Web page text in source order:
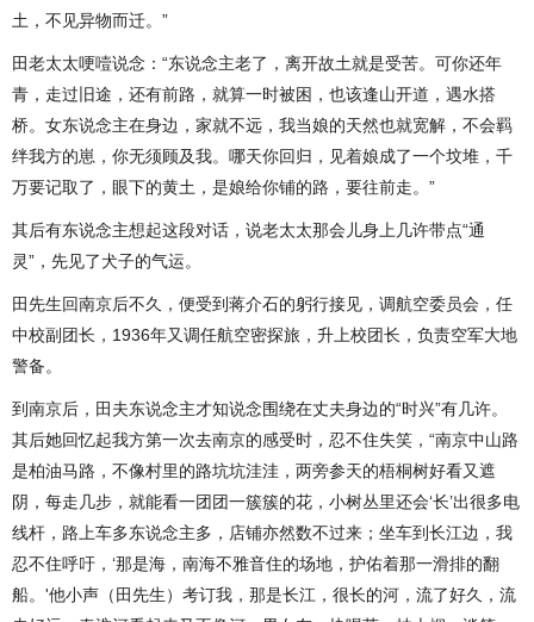
土，不见异物而迁。”
田老太太哽噎说念：“东说念主老了，离开故土就是受苦。可你还年
青，走过旧途，还有前路，就算一时被困，也该逢山开道，遇水搭
桥。女东说念主在身边，家就不远，我当娘的天然也就宽解，不会羁
绊我方的崽，你无须顾及我。哪天你回归，见着娘成了一个坟堆，千
万要记取了，眼下的黄土，是娘给你铺的路，要往前走。”
其后有东说念主想起这段对话，说老太太那会儿身上几许带点“通
灵”，先见了犬子的气运。
田先生回南京后不久，便受到蒋介石的躬行接见，调航空委员会，任
中校副团长，1936年又调任航空密探旅，升上校团长，负责空军大地
警备。
到南京后，田夫东说念主才知说念围绕在丈夫身边的“时兴”有几许。
其后她回忆起我方第一次去南京的感受时，忍不住失笑，“南京中山路
是柏油马路，不像村里的路坑坑洼洼，两旁参天的梧桐树好看又遮
阴，每走几步，就能看一团团一簇簇的花，小树丛里还会‘长’出很多电
线杆，路上车多东说念主多，店铺亦然数不过来；坐车到长江边，我
忍不住呼吁，‘那是海，南海不雅音住的场地，护佑着那一滑排的翻
船。'他小声（田先生）考订我，那是长江，很长的河，流了好久，流